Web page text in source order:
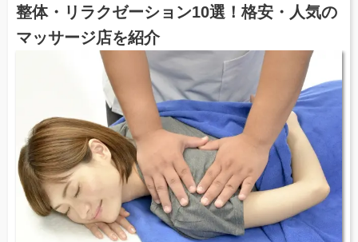
整体・リラクゼーション10選！格安・人気の
マッサージ店を紹介